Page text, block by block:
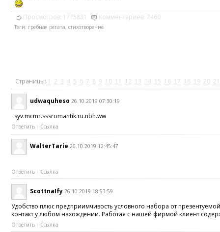
Просмотров: 1775831 Комментариев: 7460
Теги: гребная регата, стихотворение
Страницы: 1 2 3 4 5 6 7 8 9 10 11 12 13 14 15 16 17 18 19 20 21
udwaquheso 26.10.2019 07:30:19
syv.mcmr.sssromantik.ru.nbh.ww
Ответить Ссылка
WalterTarie 26.10.2019 12:45:47
Ответить Ссылка
ScottnaIfy 26.10.2019 18:53:59
Удобство плюс предприимчивость условного набора от
контакт у любом нахождении. Работая с нашей фирмой клиент
Ответить Ссылка